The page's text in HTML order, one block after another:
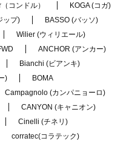
コンドル）
KOGA (コガ)
ップ)
BASSO (バッソ)
Wilier (ウィリエール)
ANCHOR (アンカー)
Bianchi (ビアンキ)
)
BOMA
Campagnolo (カンパニョーロ)
CANYON (キャニオン)
Cinelli (チネリ)
corratec(コラテック)